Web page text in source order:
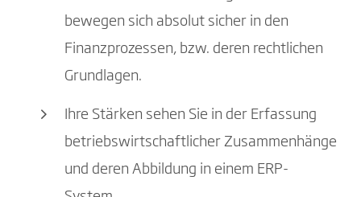
bewegen sich absolut sicher in den
Finanzprozessen, bzw. deren rechtlichen
Grundlagen.
Ihre Stärken sehen Sie in der Erfassung
betriebswirtschaftlicher Zusammenhänge
und deren Abbildung in einem ERP-